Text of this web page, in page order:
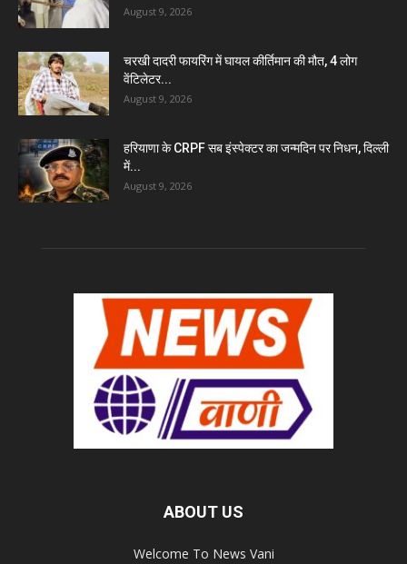
August 9, 2026
चरखी दादरी फायरिंग में घायल कीर्तिमान की मौत, 4 लोग
वेंटिलेटर...
August 9, 2026
हरियाणा के CRPF सब इंस्पेक्टर का जन्मदिन पर निधन, दिल्ली
में...
August 9, 2026
ABOUT US
Welcome To News Vani